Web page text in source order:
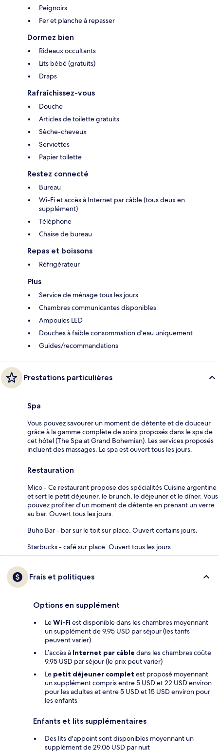
Peignoirs
Fer et planche à repasser
Dormez bien
Rideaux occultants
Lits bébé (gratuits)
Draps
Rafraîchissez-vous
Douche
Articles de toilette gratuits
Sèche-cheveux
Serviettes
Papier toilette
Restez connecté
Bureau
Wi-Fi et accès à Internet par câble (tous deux en
supplément)
Téléphone
Chaise de bureau
Repas et boissons
Réfrigérateur
Plus
Service de ménage tous les jours
Chambres communicantes disponibles
Ampoules LED
Douches à faible consommation d’eau uniquement
Guides/recommandations
Prestations particulières
Spa
Vous pouvez savourer un moment de détente et de douceur
grâce à la gamme complète de soins proposés dans le spa de
cet hôtel (The Spa at Grand Bohemian). Les services proposés
incluent des massages. Le spa est ouvert tous les jours.
Restauration
Mico - Ce restaurant propose des spécialités Cuisine argentine
et sert le petit déjeuner, le brunch, le déjeuner et le dîner. Vous
pouvez profiter d'un moment de détente en prenant un verre
au bar. Ouvert tous les jours.
Buho Bar - bar sur le toit sur place. Ouvert certains jours.
Starbucks - café sur place. Ouvert tous les jours.
Frais et politiques
Options en supplément
LeWi-Fi est disponible dans les chambres moyennant
un supplément de 9.95 USD par séjour (les tarifs
peuvent varier)
L’accès à Internet par câble dans les chambres coûte
9.95 USD par séjour (le prix peut varier)
Le petit déjeuner complet est proposé moyennant
un supplément compris entre 5 USD et 22 USD environ
pour les adultes et entre 5 USD et 15 USD environ pour
les enfants
Enfants et lits supplémentaires
Des lits d'appoint sont disponibles moyennant un
supplément de 29.06 USD par nuit